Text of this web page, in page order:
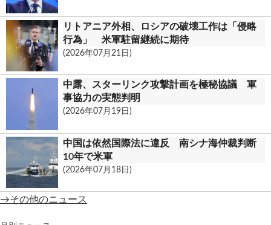
リトアニア外相、ロシアの破壊工作は「侵略
行為」 米軍駐留継続に期待
(2026年07月21日)
中露、スターリンク攻撃計画を極秘協議 軍
事協力の実態判明
(2026年07月19日)
中国は依然国際法に違反 南シナ海仲裁判断
10年で米軍
(2026年07月18日)
→その他のニュース